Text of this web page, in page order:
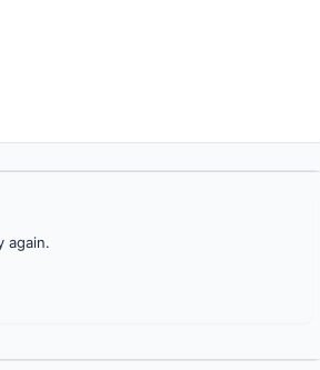
again.